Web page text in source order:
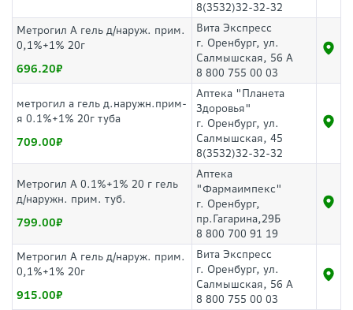
8(3532)32-32-32
Метрогил А гель д/наруж. прим.
0,1%+1% 20г
696.20
Вита Экспресс
г. Оренбург, ул.
Салмышская, 56 А
8 800 755 00 03
метрогил а гель д.наружн.прим-
я 0.1%+1% 20г туба
709.00
Аптека "Планета
Здоровья"
г. Оренбург, ул.
Салмышская, 45
8(3532)32-32-32
Метрогил А 0.1%+1% 20 г гель
д/наружн. прим. туб.
799.00
Аптека
"Фармаимпекс"
г. Оренбург,
пр.Гагарина,29Б
8 800 700 91 19
Метрогил А гель д/наруж. прим.
0,1%+1% 20г
915.00
Вита Экспресс
г. Оренбург, ул.
Салмышская, 56 А
8 800 755 00 03